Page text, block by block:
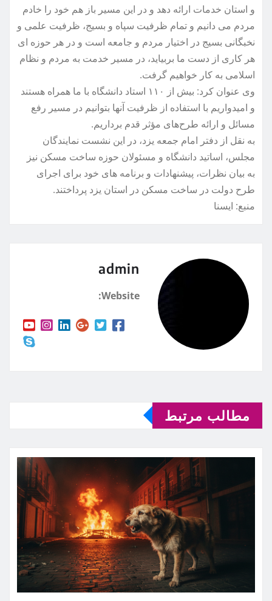
و استان خدمات ارائه دهد و در این مسیر باز هم خود را خادم
مردم می دانیم و تمام ظرفیت سپاه و بسیج، ظرفیت علمی و
نخبگانی بسیج در اختیار مردم و جامعه است و در هر حوزه ای
هر کاری از دست ما بربیاید، در مسیر خدمت به مردم و نظام
اسلامی به کار خواهیم گرفت.
وی عنوان کرد: بیش از ۱۱۰ استاد دانشگاه با ما همراه هستند
و امیدواریم با استفاده از ظرفیت آنها بتوانیم در مسیر رفع
مسائل و ارائه طرح‌های مؤثر قدم برداریم.
به نقل از دفتر امام جمعه یزد، در این نشست نمایندگان
مجلس، اساتید دانشگاه و مسئولان حوزه ساخت مسکن نیز
به بیان نظرات، پیشنهادات و برنامه های خود برای اجرای
طرح دولت در ساخت مسکن در استان یزد پرداختند.
منبع: ايسنا
admin
Website:
مطالب مرتبط